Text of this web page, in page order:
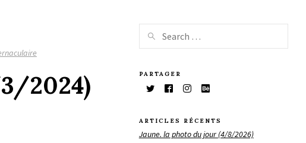
2024) PARTAGER
ARTICLES RÉCENTS
Jaune. la photo du jour (4/8/2026)